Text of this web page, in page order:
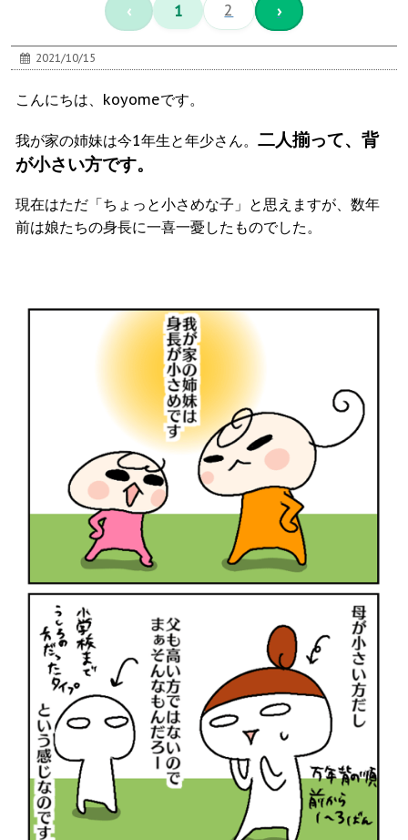
‹ 1 2 ›
2021/10/15
こんにちは、koyomeです。
我が家の姉妹は今1年生と年少さん。 二人揃って、背
が小さい方です。
現在はただ「ちょっと小さめな子」と思えますが、数年
前は娘たちの身長に一喜一憂したものでした。